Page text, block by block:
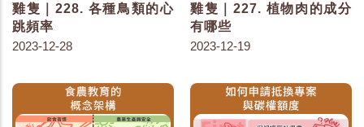
雞隻｜228. 各種鳥類的心
跳頻率
2023-12-28
雞隻｜227. 植物肉的成分
有哪些
2023-12-19